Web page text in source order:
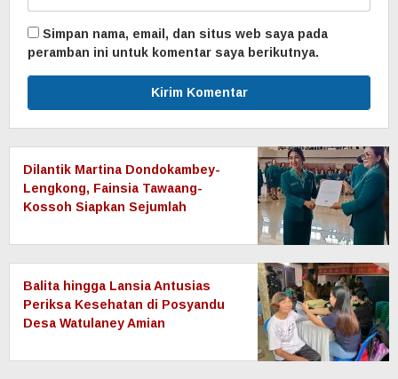
Simpan nama, email, dan situs web saya pada
peramban ini untuk komentar saya berikutnya.
Dilantik Martina Dondokambey-
Lengkong, Fainsia Tawaang-
Kossoh Siapkan Sejumlah
Watulaney Amian
Balita hingga Lansia Antusias
Periksa Kesehatan di Posyandu
Desa Watulaney Amian